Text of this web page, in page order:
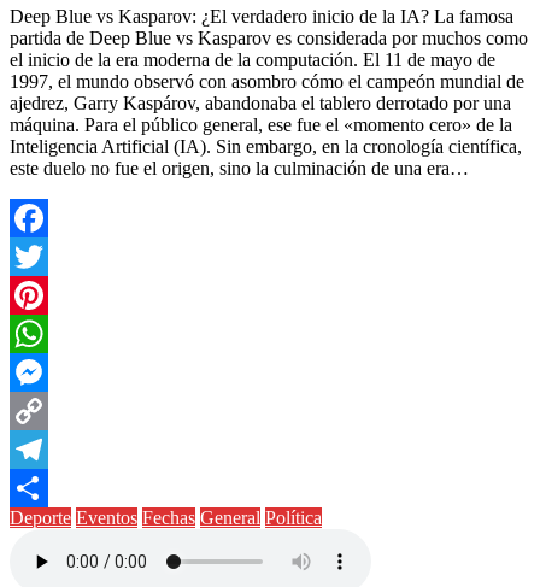
Deep Blue vs Kasparov: ¿El verdadero inicio de la IA? La famosa
partida de Deep Blue vs Kasparov es considerada por muchos como
el inicio de la era moderna de la computación. El 11 de mayo de
1997, el mundo observó con asombro cómo el campeón mundial de
ajedrez, Garry Kaspárov, abandonaba el tablero derrotado por una
máquina. Para el público general, ese fue el «momento cero» de la
Inteligencia Artificial (IA). Sin embargo, en la cronología científica,
este duelo no fue el origen, sino la culminación de una era…
Facebook
Twitter
Pinterest
WhatsApp
Messenger
Copy
Link
Telegram
Compartir
Deporte Eventos Fechas General Política